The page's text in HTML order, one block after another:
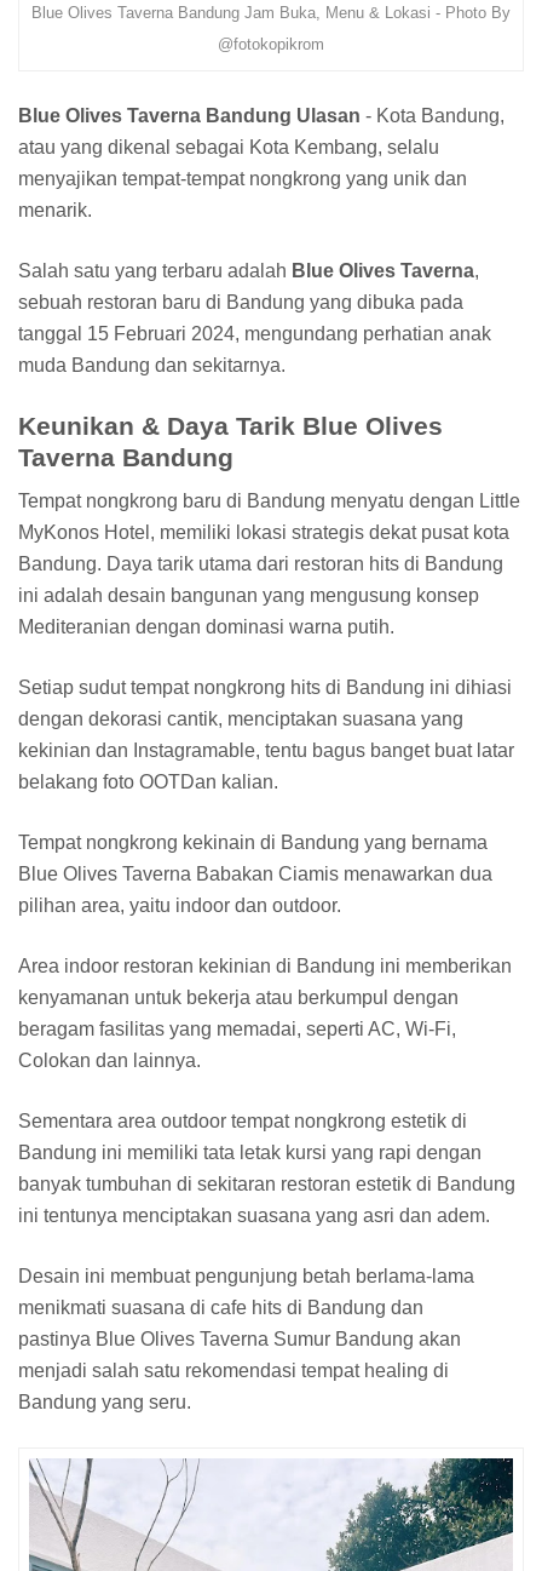
Blue Olives Taverna Bandung Jam Buka, Menu & Lokasi - Photo By
@fotokopikrom
Blue Olives Taverna Bandung Ulasan - Kota Bandung,
atau yang dikenal sebagai Kota Kembang, selalu
menyajikan tempat-tempat nongkrong yang unik dan
menarik.
Salah satu yang terbaru adalah Blue Olives Taverna,
sebuah restoran baru di Bandung yang dibuka pada
tanggal 15 Februari 2024, mengundang perhatian anak
muda Bandung dan sekitarnya.
Keunikan & Daya Tarik Blue Olives
Taverna Bandung
Tempat nongkrong baru di Bandung menyatu dengan Little
MyKonos Hotel, memiliki lokasi strategis dekat pusat kota
Bandung. Daya tarik utama dari restoran hits di Bandung
ini adalah desain bangunan yang mengusung konsep
Mediteranian dengan dominasi warna putih.
Setiap sudut tempat nongkrong hits di Bandung ini dihiasi
dengan dekorasi cantik, menciptakan suasana yang
kekinian dan Instagramable, tentu bagus banget buat latar
belakang foto OOTDan kalian.
Tempat nongkrong kekinain di Bandung yang bernama
Blue Olives Taverna Babakan Ciamis menawarkan dua
pilihan area, yaitu indoor dan outdoor.
Area indoor restoran kekinian di Bandung ini memberikan
kenyamanan untuk bekerja atau berkumpul dengan
beragam fasilitas yang memadai, seperti AC, Wi-Fi,
Colokan dan lainnya.
Sementara area outdoor tempat nongkrong estetik di
Bandung ini memiliki tata letak kursi yang rapi dengan
banyak tumbuhan di sekitaran restoran estetik di Bandung
ini tentunya menciptakan suasana yang asri dan adem.
Desain ini membuat pengunjung betah berlama-lama
menikmati suasana di cafe hits di Bandung dan
pastinya Blue Olives Taverna Sumur Bandung akan
menjadi salah satu rekomendasi tempat healing di
Bandung yang seru.